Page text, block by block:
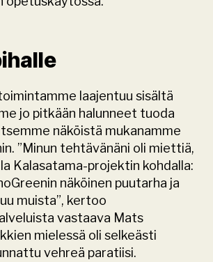
laajentuu sisältä
jo pitkään halunneet tuoda
näköistä mukanamme
”Minun tehtävänäni oli miettiä,
Kalasatama-projektin kohdalla:
näköinen puutarha ja
muista”, kertoo
vastaava Mats
mielessä oli selkeästi
vehreä paratiisi.